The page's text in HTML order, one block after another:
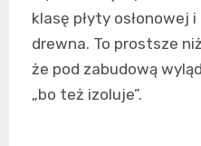
klasę płyty osłonowej
drewna. To prostsze
że pod zabudową
„bo też izoluje”.